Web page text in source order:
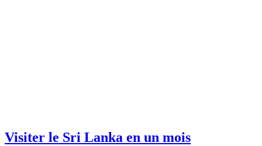
Visiter le Sri Lanka en un mois